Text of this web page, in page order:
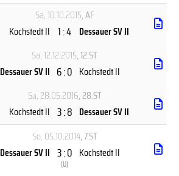
Sa, 10.10.2015, AF
Kochstedt II 1 : 4 Dessauer SV II
Sa, 12.12.2015, 12.ST
Dessauer SV II 6 : 0 Kochstedt II
Sa, 28.05.2016, 28.ST
Kochstedt II 3 : 8 Dessauer SV II
So, 05.10.2014, 7.ST
Dessauer SV II 3 : 0
(U)
Kochstedt II